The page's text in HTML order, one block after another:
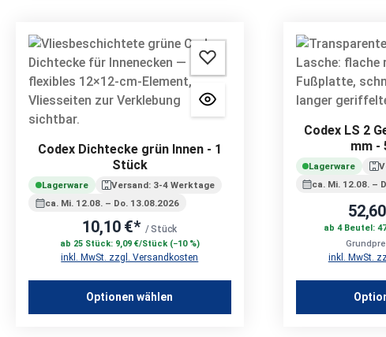
Codex Dichtecke grün Innen - 1
Stück
Lagerware
Versand: 3-4 Werktage
ca. Mi. 12.08. – Do. 13.08.2026
10,10 €* / Stück
ab 25 Stück: 9,09 €/Stück (−10 %)
inkl. MwSt. zzgl. Versandkosten
Optionen wählen
Codex LS 2
mm -
Lagerware
ca. Mi. 12.08. –
ab 4 Beutel:
inkl. MwSt.